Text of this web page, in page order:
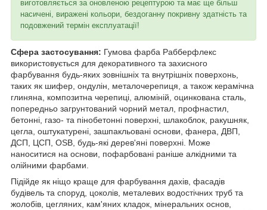
виготовляється за оновленою рецептурою та має ще більш
насичені, виражені кольори, бездоганну покривну здатність та
подовжений термін експлуатації!
Сфера застосування: Гумова фарба Рабберфлекс
використовується для декоративного та захисного
фарбування будь-яких зовнішніх та внутрішніх поверхонь,
таких як шифер, ондулін, металочерепиця, а також керамічна
глиняна, композитна черепиці, алюміній, оцинкована сталь,
попередньо загрунтований чорний метал, профнастил,
бетонні, газо- та пінобетонні поверхні, шлакоблок, ракушняк,
цегла, оштукатурені, зашпакльовані основи, фанера, ДВП,
ДСП, ЦСП, OSB, будь-які дерев'яні поверхні. Може
наноситися на основи, пофарбовані раніше алкідними та
олійними фарбами.
Підійде як ніщо краще для фарбування дахів, фасадів
будівель та споруд, цоколів, металевих водостічних труб та
жолобів, цегляних, кам'яних кладок, мінеральних основ,